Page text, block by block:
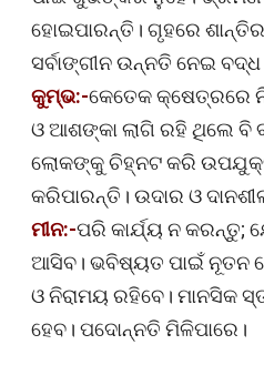
ହୋଇପାରନ୍ତି। ଗୃହରେ
ସର୍ବାଙ୍ଗୀନ ଉନ୍ନତି ନେଇ
କୁମ୍ଭ:-କେତେକ କ୍ଷେତ୍ରରେ
ଓ ଆଶଙ୍କା ଲାଗି ରହି ଥିଲେ ବି
ଲୋକଙ୍କୁ ଚିହ୍ନଟ କରି ଉପଯୁକ୍ତ
କରିପାରନ୍ତି। ଉଦାର ଓ
ମୀନ:-ପରି କାର୍ଯ୍ୟ ନ କରନ୍ତୁ;
ଆସିବ। ଭବିଷ୍ୟତ ପାଇଁ ନୂତନ
ଓ ନିରାମୟ ରହିବେ। ମାନସିକ
ହେବ। ପଦୋନ୍ନତି ମିଳିପାରେ।